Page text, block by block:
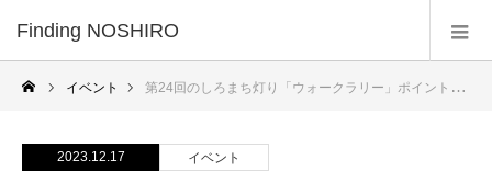
Finding NOSHIRO
イベント 第24回のしろまち灯り「ウォークラリー」ポイントのお手伝いに参画してきました。
2023.12.17 イベント